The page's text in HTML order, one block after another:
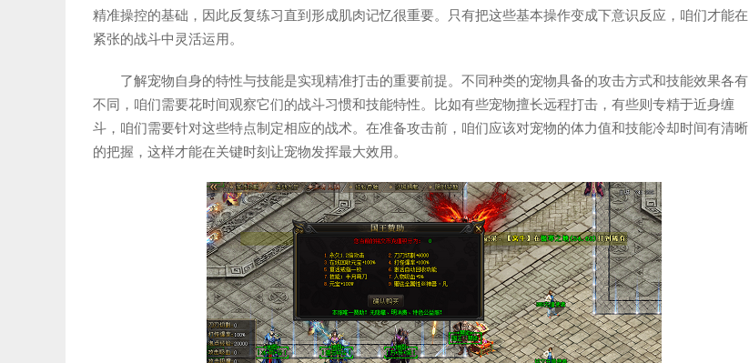
精准操控的基础，因此反复练习直到形成肌肉记忆很重要。只有把这些基本操作变成下意识反应，咱们才能在
紧张的战斗中灵活运用。
了解宠物自身的特性与技能是实现精准打击的重要前提。不同种类的宠物具备的攻击方式和技能效果各有
不同，咱们需要花时间观察它们的战斗习惯和技能特性。比如有些宠物擅长远程打击，有些则专精于近身缠
斗，咱们需要针对这些特点制定相应的战术。在准备攻击前，咱们应该对宠物的体力值和技能冷却时间有清晰
的把握，这样才能在关键时刻让宠物发挥最大效用。